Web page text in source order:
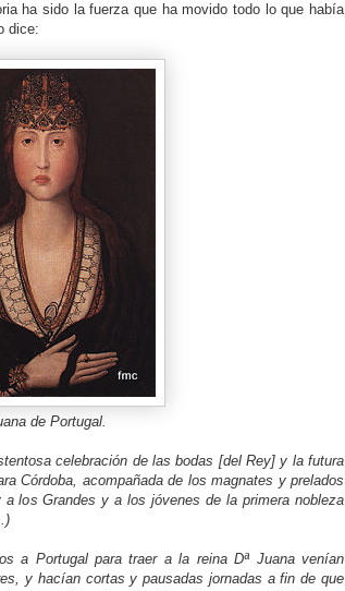
ha sido la fuerza que ha movido todo lo que había
dice:
de Portugal.
celebración de las bodas [del Rey] y la futura
Córdoba, acompañada de los magnates y prelados
los Grandes y a los jóvenes de la primera nobleza
a Portugal para traer a la reina Dª Juana venían
y hacían cortas y pausadas jornadas a fin de que